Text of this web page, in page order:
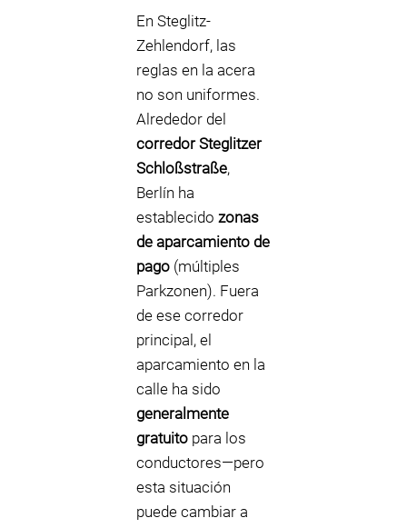
En Steglitz-
Zehlendorf, las
reglas en la acera
no son uniformes.
Alrededor del
corredor Steglitzer
Schloßstraße,
Berlín ha
establecido zonas
de aparcamiento de
pago (múltiples
Parkzonen). Fuera
de ese corredor
principal, el
aparcamiento en la
calle ha sido
generalmente
gratuito para los
conductores—pero
esta situación
puede cambiar a